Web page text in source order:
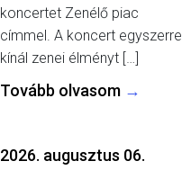
koncertet Zenélő piac
címmel. A koncert egyszerre
kínál zenei élményt […]
Tovább olvasom →
2026. augusztus 06.